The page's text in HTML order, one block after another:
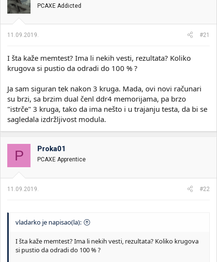
PCAXE Addicted
11.09.2019. #21
I šta kaže memtest? Ima li nekih vesti, rezultata? Koliko
krugova si pustio da odradi do 100 % ?
Ja sam siguran tek nakon 3 kruga. Mada, ovi novi računari
su brzi, sa brzim dual čenl ddr4 memorijama, pa brzo
"istrče" 3 kruga, tako da ima nešto i u trajanju testa, da bi se
sagledala izdržljivost modula.
P Proka01
PCAXE Apprentice
11.09.2019. #22
vladarko je napisao(la):
I šta kaže memtest? Ima li nekih vesti, rezultata? Koliko krugova
si pustio da odradi do 100 % ?